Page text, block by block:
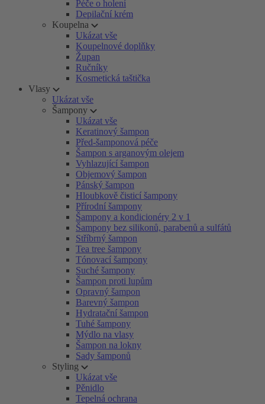
Péče o holení
Depilační krém
Koupelna
Ukázat vše
Koupelnové doplňky
Župan
Ručníky
Kosmetická taštička
Vlasy
Ukázat vše
Šampony
Ukázat vše
Keratinový šampon
Před-šamponová péče
Šampon s arganovým olejem
Vyhlazující šampon
Objemový šampon
Pánský šampon
Hloubkově čisticí šampony
Přírodní šampony
Šampony a kondicionéry 2 v 1
Šampony bez silikonů, parabenů a sulfátů
Stříbrný šampon
Tea tree šampony
Tónovací šampony
Suché šampony
Šampon proti lupům
Opravný šampon
Barevný šampon
Hydratační šampon
Tuhé šampony
Mýdlo na vlasy
Šampon na lokny
Sady šamponů
Styling
Ukázat vše
Pěnidlo
Tepelná ochrana